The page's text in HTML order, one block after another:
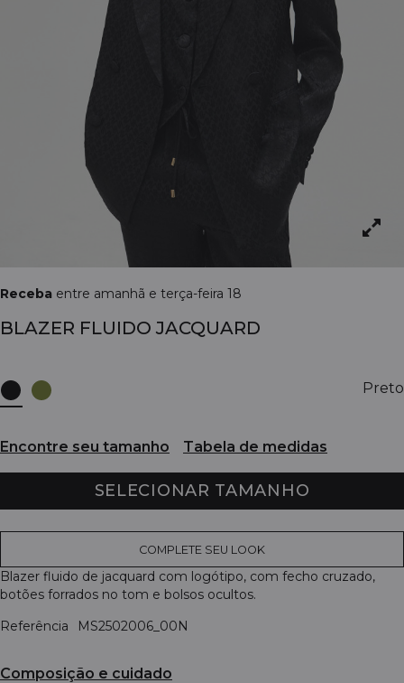
Receba entre amanhã e terça-feira 18
BLAZER FLUIDO JACQUARD
Preto
Encontre seu tamanho Tabela de medidas
SELECIONAR TAMANHO
COMPLETE SEU LOOK
Blazer fluido de jacquard com logótipo, com fecho cruzado,
botões forrados no tom e bolsos ocultos.
Referência
MS2502006_00N
Composição e cuidado